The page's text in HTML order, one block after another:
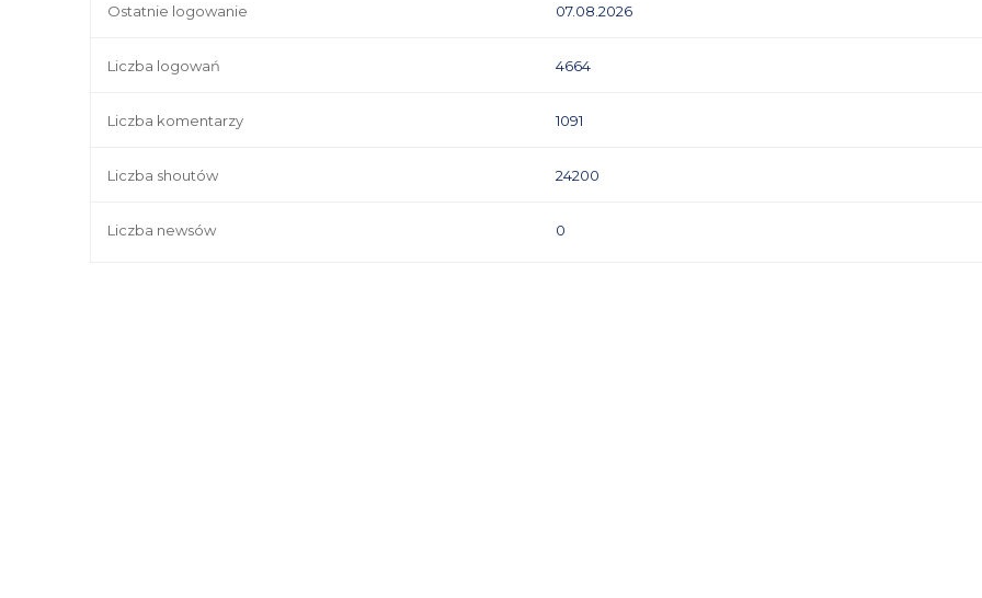
Ostatnie logowanie 07.08.2026
Liczba logowań 4664
Liczba komentarzy 1091
Liczba shoutów 24200
Liczba newsów 0